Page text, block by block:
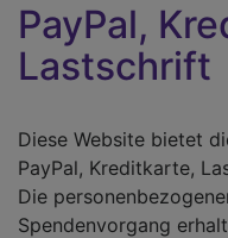
PayPal,
Lastschrift
Diese Website bietet
PayPal, Kreditkarte,
Die
Spendenvorgang